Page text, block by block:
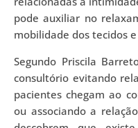
pode auxiliar no
mobilidade dos tecidos
Segundo Priscila
consultório evitando
pacientes chegam ao
ou associando a